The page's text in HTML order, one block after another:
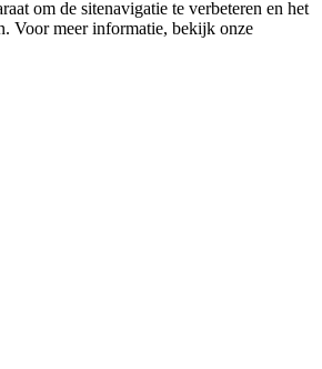
om de sitenavigatie te verbeteren en het
Voor meer informatie, bekijk onze